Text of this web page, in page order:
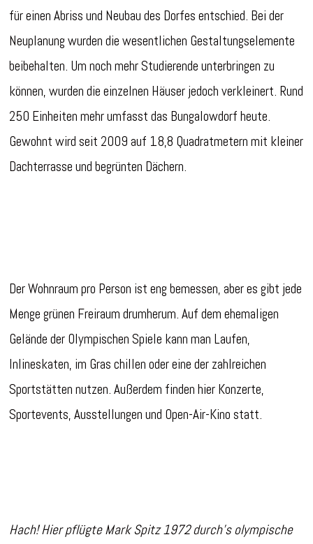
für einen Abriss und Neubau des Dorfes entschied. Bei der
Neuplanung wurden die wesentlichen Gestaltungselemente
beibehalten. Um noch mehr Studierende unterbringen zu
können, wurden die einzelnen Häuser jedoch verkleinert. Rund
250 Einheiten mehr umfasst das Bungalowdorf heute.
Gewohnt wird seit 2009 auf 18,8 Quadratmetern mit kleiner
Dachterrasse und begrünten Dächern.
Der Wohnraum pro Person ist eng bemessen, aber es gibt jede
Menge grünen Freiraum drumherum. Auf dem ehemaligen
Gelände der Olympischen Spiele kann man Laufen,
Inlineskaten, im Gras chillen oder eine der zahlreichen
Sportstätten nutzen. Außerdem finden hier Konzerte,
Sportevents, Ausstellungen und Open-Air-Kino statt.
Hach! Hier pflügte Mark Spitz 1972 durch’s olympische